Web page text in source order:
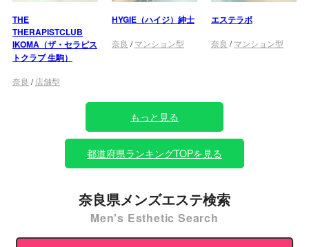
THE
THERAPISTCLUB
IKOMA（ザ・セラピス
トクラブ 生駒）
奈良 / 店舗型
HYGIE（ハイジ）紳士
奈良 /マンション型
エステラボ
奈良 /マンション型
もっと見る
都道府県ランキングTOPを見る
奈良県メンズエステ検索
Men's Esthetic Search